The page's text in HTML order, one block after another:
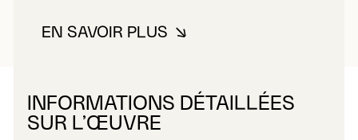
EN SAVOIR PLUSÀ PROPOS DE LEGAULT, PIERRE
INFORMATIONS DÉTAILLÉES
SUR L’ŒUVRE